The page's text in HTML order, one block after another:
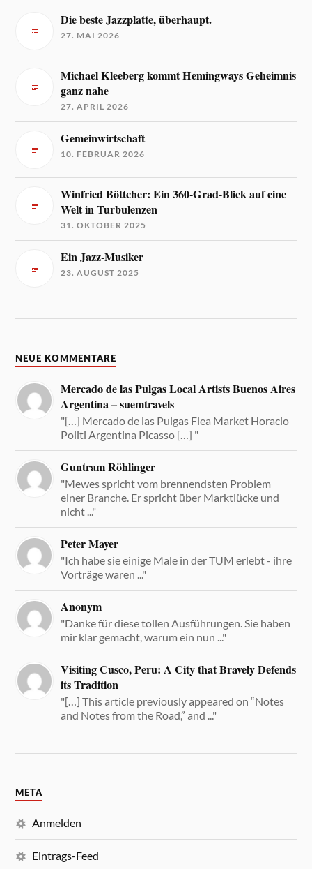
Die beste Jazzplatte, überhaupt.
27. MAI 2026
Michael Kleeberg kommt Hemingways Geheimnis
ganz nahe
27. APRIL 2026
Gemeinwirtschaft
10. FEBRUAR 2026
Winfried Böttcher: Ein 360-Grad-Blick auf eine
Welt in Turbulenzen
31. OKTOBER 2025
Ein Jazz-Musiker
23. AUGUST 2025
NEUE KOMMENTARE
Mercado de las Pulgas Local Artists Buenos Aires
Argentina – suemtravels
"[…] Mercado de las Pulgas Flea Market Horacio
Politi Argentina Picasso […] "
Guntram Röhlinger
"Mewes spricht vom brennendsten Problem
einer Branche. Er spricht über Marktlücke und
nicht ..."
Peter Mayer
"Ich habe sie einige Male in der TUM erlebt - ihre
Vorträge waren ..."
Anonym
"Danke für diese tollen Ausführungen. Sie haben
mir klar gemacht, warum ein nun ..."
Visiting Cusco, Peru: A City that Bravely Defends
its Tradition
"[…] This article previously appeared on “Notes
and Notes from the Road,” and ..."
META
Anmelden
Eintrags-Feed